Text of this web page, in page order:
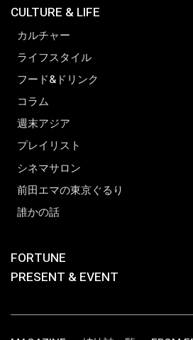
CULTURE & LIFE
カルチャー
ライフスタイル
フード&ドリンク
コラム
週末アジア
プレイリスト
シネマサロン
前田エマの東京ぐるり
誰かの話
FORTUNE
PRESENT & EVENT